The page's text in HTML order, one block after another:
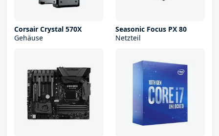
Corsair Crystal 570X
Gehäuse
Seasonic Focus PX 80
Netzteil